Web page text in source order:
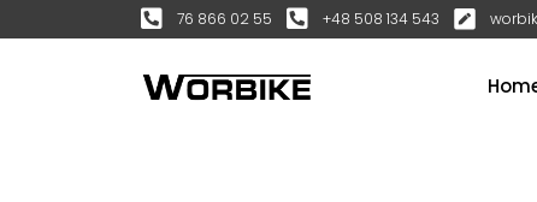
76 866 02 55 +48 508 134 543